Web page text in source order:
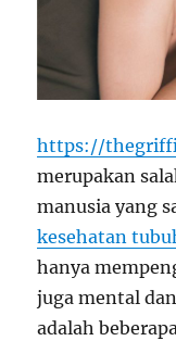
https://
merupakan
manusia yang
kesehatan
hanya
juga mental
adalah